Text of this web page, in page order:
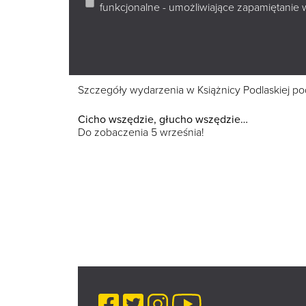
funkcjonalne - umożliwiające
tekstem żywym, niepokojącym i niezwykle
tę ogólnopolską akcję, której patronuje Para
Szczegóły wydarzenia w Książnicy Podlaskiej
Cicho wszędzie, głucho wszędzie…
Do zobaczenia 5 września!
Facebook
TwitterInstagram
YouTube